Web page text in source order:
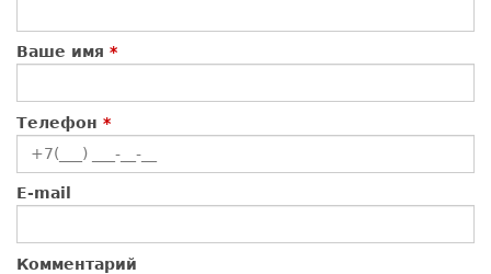
Ваше имя *
Телефон *
E-mail
Комментарий